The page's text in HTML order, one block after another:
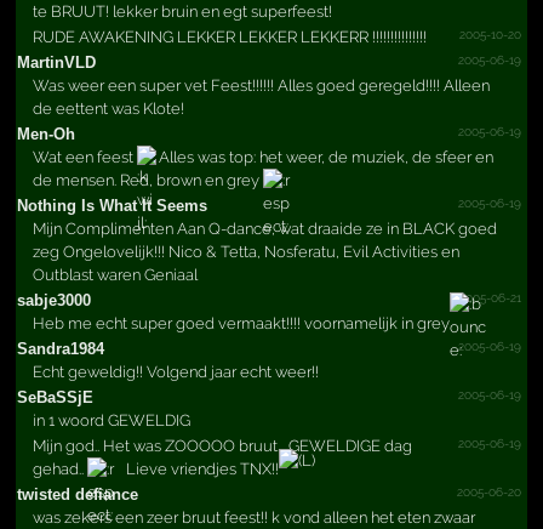
te BRUUT! lekker bruin en egt superfeest!
2005-10-20
RUDE AWAKENING LEKKER LEKKER LEKKERR !!!!!!!!!!!!!!!
MartinVLD
2005-06-19
Was weer een super vet Feest!!!!!! Alles goed geregeld!!!! Alleen
de eettent was Klote!
Men-Oh
2005-06-19
Wat een feest
Alles was top: het weer, de muziek, de sfeer en
de mensen. Red, brown en grey
Nothing Is What It Seems
2005-06-19
Mijn Complimenten Aan Q-dance, wat draaide ze in BLACK goed
zeg Ongelovelijk!!! Nico & Tetta, Nosferatu, Evil Activities en
Outblast waren Geniaal
sabje3000
2005-06-21
Heb me echt super goed vermaakt!!!! voornamelijk in grey
Sandra1984
2005-06-19
Echt geweldig!! Volgend jaar echt weer!!
SeBaSSjE
2005-06-19
in 1 woord GEWELDIG
2005-06-19
Mijn god.. Het was ZOOOOO bruut... GEWELDIGE dag
gehad..
Lieve vriendjes TNX!!
twisted defiance
2005-06-20
was zekers een zeer bruut feest!! k vond alleen het eten zwaar